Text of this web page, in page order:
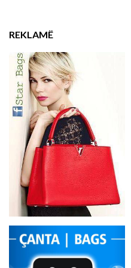
REKLAMË